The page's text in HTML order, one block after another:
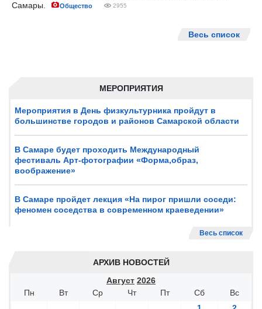
МЕРОПРИЯТИЯ
Мероприятия в День физкультурника пройдут в
большинстве городов и районов Самарской области
В Самаре будет проходить Международный
фестиваль Арт-фотографии «Форма,образ,
воображение»
В Самаре пройдет лекция «На пирог пришли соседи:
феномен соседства в современном краеведении»
Весь список
АРХИВ НОВОСТЕЙ
Август 2026
Пн
Вт Ср Чт Пт Сб
Вс
Самары.
Общество 2955
Весь список